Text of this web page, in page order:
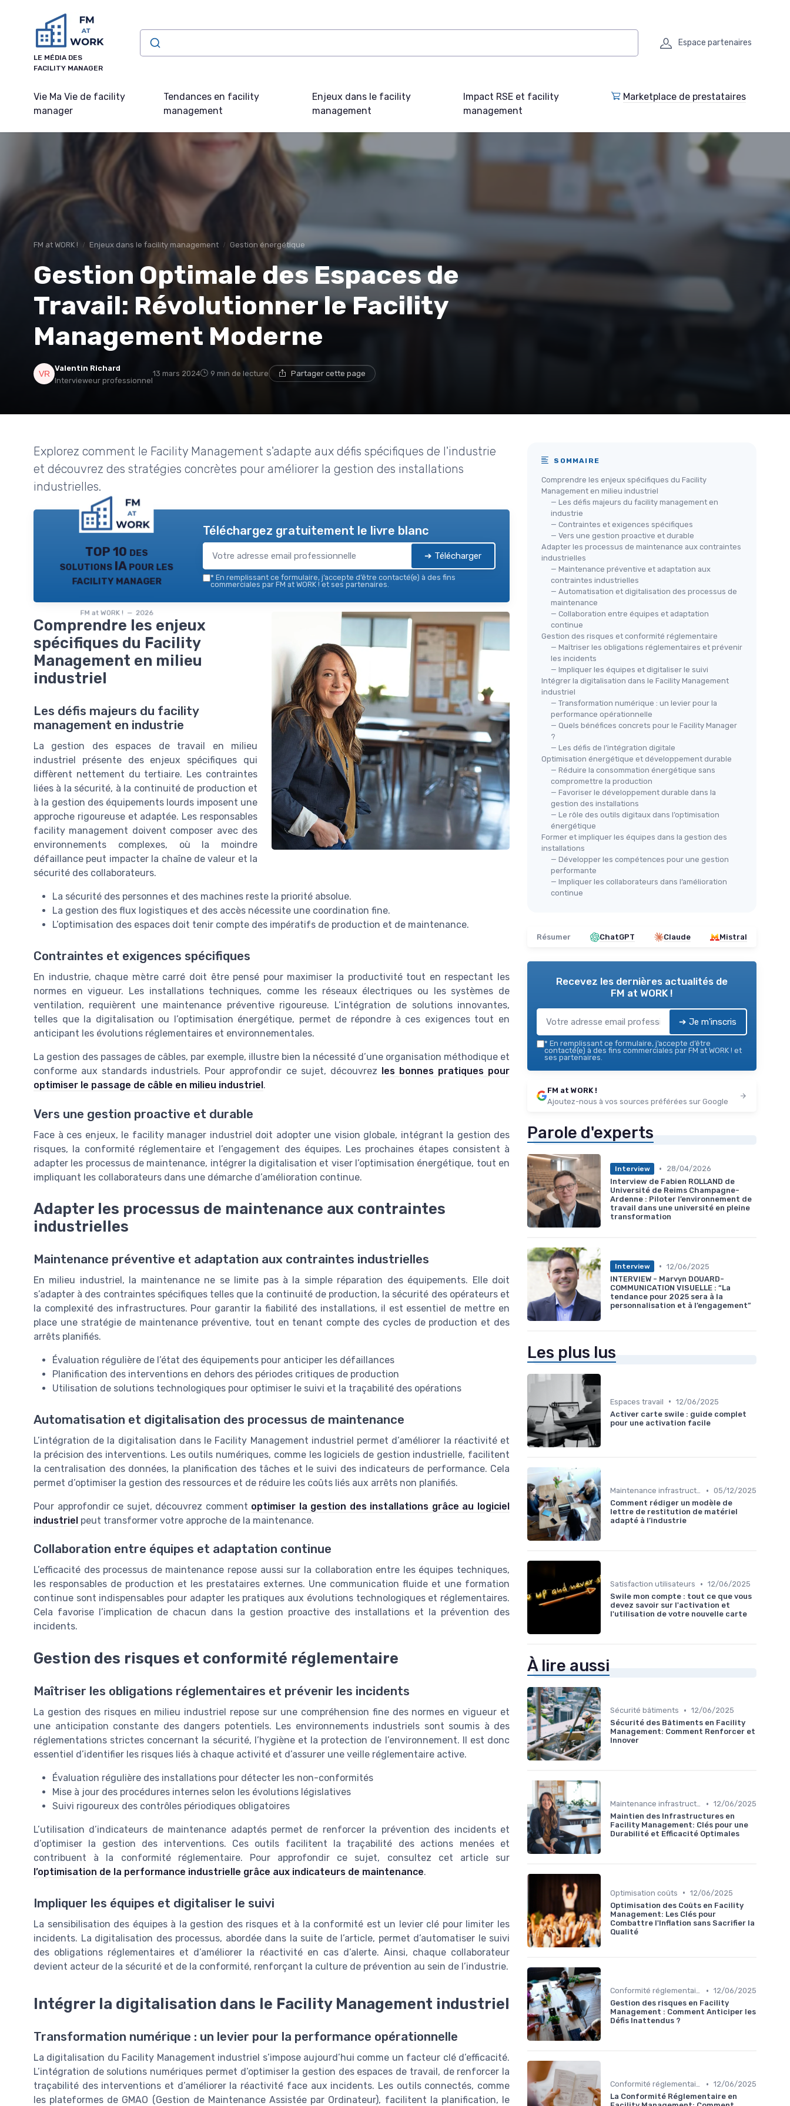
LE MÉDIA DES
FACILITY MANAGER
Espace partenaires
Vie Ma Vie de facility
manager
Tendances en facility
management
Enjeux dans le facility
management
Impact RSE et facility
management
Marketplace de prestataires
FM at WORK ! Enjeux dans le facility management Gestion énergétique
Gestion Optimale des Espaces de
Travail: Révolutionner le Facility
Management Moderne
Valentin Richard
Intervieweur professionnel
13 mars 2024 9 min de lecture Partager cette page
Explorez comment le Facility Management s'adapte aux défis spécifiques de l'industrie
et découvrez des stratégies concrètes pour améliorer la gestion des installations
industrielles.
TOP 10 des
solutions IA pour les
facility manager
FM at WORK ! — 2026
Téléchargez gratuitement le livre blanc
➔ Télécharger
* En remplissant ce formulaire, j’accepte d’être contacté(e) à des fins
commerciales par FM at WORK ! et ses partenaires.
Comprendre les enjeux
spécifiques du Facility
Management en milieu
industriel
Les défis majeurs du facility
management en industrie
La gestion des espaces de travail en milieu
industriel présente des enjeux spécifiques qui
diffèrent nettement du tertiaire. Les contraintes
liées à la sécurité, à la continuité de production et
à la gestion des équipements lourds imposent une
approche rigoureuse et adaptée. Les responsables
facility management doivent composer avec des
environnements complexes, où la moindre
défaillance peut impacter la chaîne de valeur et la
sécurité des collaborateurs.
La sécurité des personnes et des machines reste la priorité absolue.
La gestion des flux logistiques et des accès nécessite une coordination fine.
L’optimisation des espaces doit tenir compte des impératifs de production et de maintenance.
Contraintes et exigences spécifiques
En industrie, chaque mètre carré doit être pensé pour maximiser la productivité tout en respectant les
normes en vigueur. Les installations techniques, comme les réseaux électriques ou les systèmes de
ventilation, requièrent une maintenance préventive rigoureuse. L’intégration de solutions innovantes,
telles que la digitalisation ou l’optimisation énergétique, permet de répondre à ces exigences tout en
anticipant les évolutions réglementaires et environnementales.
La gestion des passages de câbles, par exemple, illustre bien la nécessité d’une organisation méthodique et
conforme aux standards industriels. Pour approfondir ce sujet, découvrez
les bonnes pratiques pour
optimiser le passage de câble en milieu industriel .
Vers une gestion proactive et durable
Face à ces enjeux, le facility manager industriel doit adopter une vision globale, intégrant la gestion des
risques, la conformité réglementaire et l’engagement des équipes. Les prochaines étapes consistent à
adapter les processus de maintenance, intégrer la digitalisation et viser l’optimisation énergétique, tout en
impliquant les collaborateurs dans une démarche d’amélioration continue.
Adapter les processus de maintenance aux contraintes
industrielles
Maintenance préventive et adaptation aux contraintes industrielles
En milieu industriel, la maintenance ne se limite pas à la simple réparation des équipements. Elle doit
s’adapter à des contraintes spécifiques telles que la continuité de production, la sécurité des opérateurs et
la complexité des infrastructures. Pour garantir la fiabilité des installations, il est essentiel de mettre en
place une stratégie de maintenance préventive, tout en tenant compte des cycles de production et des
arrêts planifiés.
Évaluation régulière de l’état des équipements pour anticiper les défaillances
Planification des interventions en dehors des périodes critiques de production
Utilisation de solutions technologiques pour optimiser le suivi et la traçabilité des opérations
Automatisation et digitalisation des processus de maintenance
L’intégration de la digitalisation dans le Facility Management industriel permet d’améliorer la réactivité et
la précision des interventions. Les outils numériques, comme les logiciels de gestion industrielle, facilitent
la centralisation des données, la planification des tâches et le suivi des indicateurs de performance. Cela
permet d’optimiser la gestion des ressources et de réduire les coûts liés aux arrêts non planifiés.
Pour approfondir ce sujet, découvrez comment optimiser la gestion des installations grâce au logiciel
industriel peut transformer votre approche de la maintenance.
Collaboration entre équipes et adaptation continue
L’efficacité des processus de maintenance repose aussi sur la collaboration entre les équipes techniques,
les responsables de production et les prestataires externes. Une communication fluide et une formation
continue sont indispensables pour adapter les pratiques aux évolutions technologiques et réglementaires.
Cela favorise l’implication de chacun dans la gestion proactive des installations et la prévention des
incidents.
Gestion des risques et conformité réglementaire
Maîtriser les obligations réglementaires et prévenir les incidents
La gestion des risques en milieu industriel repose sur une compréhension fine des normes en vigueur et
une anticipation constante des dangers potentiels. Les environnements industriels sont soumis à des
réglementations strictes concernant la sécurité, l’hygiène et la protection de l’environnement. Il est donc
essentiel d’identifier les risques liés à chaque activité et d’assurer une veille réglementaire active.
Évaluation régulière des installations pour détecter les non-conformités
Mise à jour des procédures internes selon les évolutions législatives
Suivi rigoureux des contrôles périodiques obligatoires
L’utilisation d’indicateurs de maintenance adaptés permet de renforcer la prévention des incidents et
d’optimiser la gestion des interventions. Ces outils facilitent la traçabilité des actions menées et
contribuent à la conformité réglementaire. Pour approfondir ce sujet, consultez cet article sur
l’optimisation de la performance industrielle grâce aux indicateurs de maintenance.
Impliquer les équipes et digitaliser le suivi
La sensibilisation des équipes à la gestion des risques et à la conformité est un levier clé pour limiter les
incidents. La digitalisation des processus, abordée dans la suite de l’article, permet d’automatiser le suivi
des obligations réglementaires et d’améliorer la réactivité en cas d’alerte. Ainsi, chaque collaborateur
devient acteur de la sécurité et de la conformité, renforçant la culture de prévention au sein de l’industrie.
Intégrer la digitalisation dans le Facility Management industriel
Transformation numérique : un levier pour la performance opérationnelle
La digitalisation du Facility Management industriel s’impose aujourd’hui comme un facteur clé d’efficacité.
L’intégration de solutions numériques permet d’optimiser la gestion des espaces de travail, de renforcer la
traçabilité des interventions et d’améliorer la réactivité face aux incidents. Les outils connectés, comme
les plateformes de GMAO (Gestion de Maintenance Assistée par Ordinateur), facilitent la planification, le
SOMMAIRE
Comprendre les enjeux spécifiques du Facility
Management en milieu industriel
— Les défis majeurs du facility management en
industrie
— Contraintes et exigences spécifiques
— Vers une gestion proactive et durable
Adapter les processus de maintenance aux contraintes
industrielles
— Maintenance préventive et adaptation aux
contraintes industrielles
— Automatisation et digitalisation des processus de
maintenance
— Collaboration entre équipes et adaptation
continue
Gestion des risques et conformité réglementaire
— Maîtriser les obligations réglementaires et prévenir
les incidents
— Impliquer les équipes et digitaliser le suivi
Intégrer la digitalisation dans le Facility Management
industriel
— Transformation numérique : un levier pour la
performance opérationnelle
— Quels bénéfices concrets pour le Facility Manager
?
— Les défis de l’intégration digitale
Optimisation énergétique et développement durable
— Réduire la consommation énergétique sans
compromettre la production
— Favoriser le développement durable dans la
gestion des installations
— Le rôle des outils digitaux dans l’optimisation
énergétique
Former et impliquer les équipes dans la gestion des
installations
— Développer les compétences pour une gestion
performante
— Impliquer les collaborateurs dans l’amélioration
continue
Résumer ChatGPT Claude Mistral
Recevez les dernières actualités de
FM at WORK !
➔ Je m'inscris
* En remplissant ce formulaire, j’accepte d’être
contacté(e) à des fins commerciales par FM at WORK ! et
ses partenaires.
FM at WORK !
Ajoutez-nous à vos sources préférées sur Google
Parole d'experts
Interview •
28/04/2026
Interview de Fabien ROLLAND de
Université de Reims Champagne-
Ardenne : Piloter l’environnement de
travail dans une université en pleine
transformation
Interview • 12/06/2025
INTERVIEW - Marvyn DOUARD-
COMMUNICATION VISUELLE : “La
tendance pour 2025 sera à la
personnalisation et à l’engagement”
Les plus lus
Espaces travail • 12/06/2025
Activer carte swile : guide complet
pour une activation facile
Maintenance infrastructures • 05/12/2025
Comment rédiger un modèle de
lettre de restitution de matériel
adapté à l’industrie
Satisfaction utilisateurs • 12/06/2025
Swile mon compte : tout ce que vous
devez savoir sur l'activation et
l'utilisation de votre nouvelle carte
À lire aussi
Sécurité bâtiments • 12/06/2025
Sécurité des Bâtiments en Facility
Management: Comment Renforcer et
Innover
Maintenance infrastructures • 12/06/2025
Maintien des Infrastructures en
Facility Management: Clés pour une
Durabilité et Efficacité Optimales
Optimisation coûts • 12/06/2025
Optimisation des Coûts en Facility
Management: Les Clés pour
Combattre l'Inflation sans Sacrifier la
Qualité
Conformité réglementaire • 12/06/2025
Gestion des risques en Facility
Management : Comment Anticiper les
Défis Inattendus ?
Conformité réglementaire • 12/06/2025
La Conformité Réglementaire en